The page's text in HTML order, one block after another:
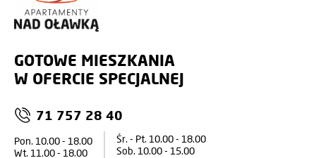
GOTOWE MIESZKANIA
W OFERCIE SPECJALNEJ
71 757 28 40
Pon. 10.00 - 18.00
Wt. 11.00 - 18.00
Śr. - Pt. 10.00 - 18.00
Sob. 10.00 - 15.00